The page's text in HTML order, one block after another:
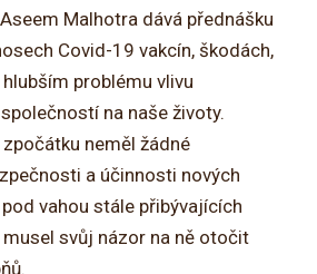
Malhotra dává přednášku
Covid-19 vakcín, škodách,
problému vlivu
na naše životy.
neměl žádné
a účinnosti nových
pod vahou stále přibývajících
svůj názor na ně otočit